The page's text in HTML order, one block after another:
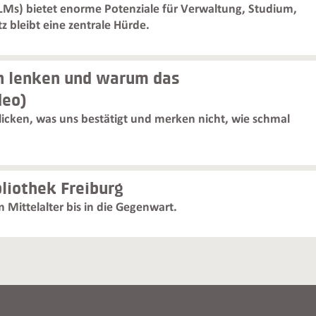
bietet enorme Potenziale für Verwaltung, Studium,
bleibt eine zentrale Hürde.
lenken und warum das
was uns bestätigt und merken nicht, wie schmal
Freiburg
Mittelalter bis in die Gegenwart.